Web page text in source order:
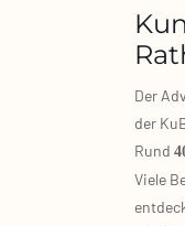
Der
der
Rund
Vie­le